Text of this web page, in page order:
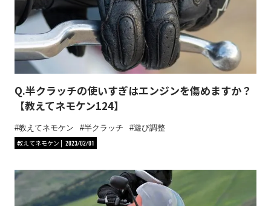
Q.半クラッチの使いすぎはエンジンを傷めますか？
【教えてネモケン124】
教えてネモケン 半クラッチ
遊び調整
教えてネモケン
2023/02/01